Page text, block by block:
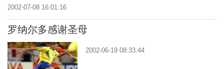
2002-07-08 16:01:16
罗纳尔多感谢圣母
2002-06-19 08:33:44